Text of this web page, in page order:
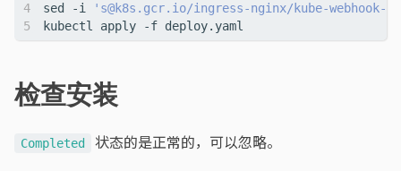
4
sed -i
's@k8s.gcr.io/ingress-nginx/kube-webhook-
检查安装
Completed 状态的是正常的，可以忽略。